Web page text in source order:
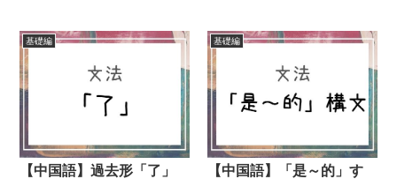
基礎編
【中国語】過去形「了」
基礎編
【中国語】「是～的」す